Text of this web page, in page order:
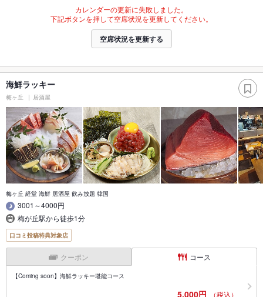
カレンダーの更新に失敗しました。
下記ボタンを押して空席状況を更新してください。
空席状況を更新する
海鮮ラッキー
梅ヶ丘 居酒屋
梅ヶ丘 経堂 海鮮 居酒屋 飲み放題 韓国
3001～4000円
梅が丘駅から徒歩1分
口コミ投稿特典対象店
クーポン コース
【Coming soon】海鮮ラッキー堪能コース
5,000円 （税込）